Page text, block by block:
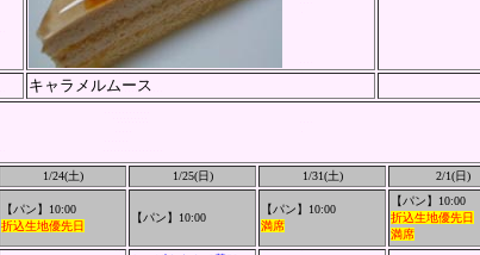
キャラメルムース
1/24(土) 1/25(日) 1/31(土) 2/1(日)
【パン】10:00
折込生地優先日
【パン】10:00
【パン】10:00
満席
【パン】10:00
折込生地優先日
満席